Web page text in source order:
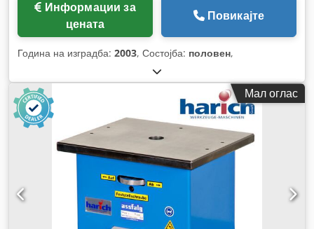
цената
Повикајте
Година на изградба: 2003, Состојба: половен,
Мал оглас